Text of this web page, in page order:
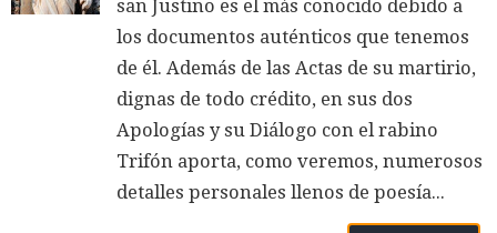
san Justino es el más conocido debido a
los documentos auténticos que tenemos
de él. Además de las Actas de su martirio,
dignas de todo crédito, en sus dos
Apologías y su Diálogo con el rabino
Trifón aporta, como veremos, numerosos
detalles personales llenos de poesía...